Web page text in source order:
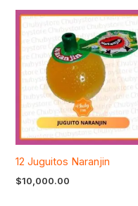
12 Juguitos Naranjin
$10,000.00